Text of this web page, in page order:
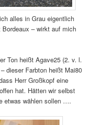
alles in Grau eigentlich
– wirkt auf mich
Ton heißt Agave25 (2. v. l.
dieser Farbton heißt Mai80
Herr Großkopf eine
hat. Hätten wir selbst
etwas wählen sollen ….